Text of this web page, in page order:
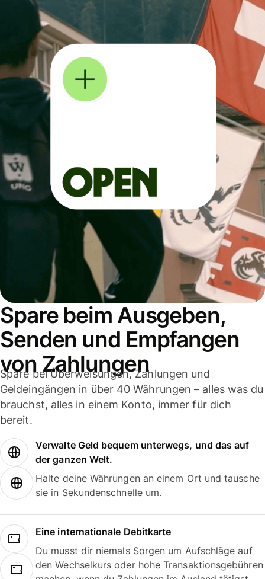
Spare beim Ausgeben,
Senden und Empfangen
von Zahlungen
Spare bei Überweisungen, Zahlungen und
Geldeingängen in über 40 Währungen – alles was du
brauchst, alles in einem Konto, immer für dich
bereit.
Verwalte Geld bequem unterwegs, und das auf
der ganzen Welt.
Halte deine Währungen an einem Ort und tausche
sie in Sekundenschnelle um.
Eine internationale Debitkarte
Du musst dir niemals Sorgen um Aufschläge auf
den Wechselkurs oder hohe Transaktionsgebühren